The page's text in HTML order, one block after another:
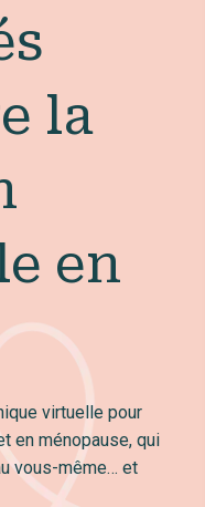
la
en
virtuelle pour
en ménopause, qui
vous-même… et